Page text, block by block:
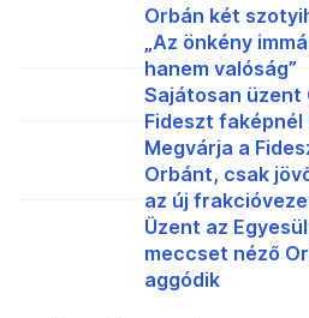
Orbán két
„Az önkény
hanem valóság”
Sajátosan üzent
Fideszt
Megvárja a
Orbánt, csak
az új
Üzent az
meccset néző
aggódik